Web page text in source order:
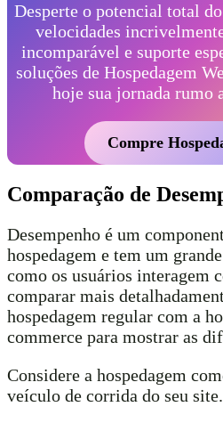
Desperte o potencial total
velocidades
incomparável e suporte
soluções de Hospedagem
hoje sua jornada rumo
Compre
Comparação de
Desempenho é um
hospedagem e tem um
como os usuários interagem
comparar mais
hospedagem regular com a
commerce para mostrar as
Considere a hospedagem
veículo de corrida do seu site.